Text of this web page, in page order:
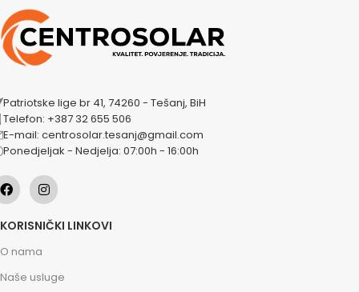
Patriotske lige br 41, 74260 - Tešanj, BiH
Telefon: +387 32 655 506
E-mail: centrosolar.tesanj@gmail.com
Ponedjeljak - Nedjelja: 07:00h - 16:00h
KORISNIČKI LINKOVI
O nama
Naše usluge